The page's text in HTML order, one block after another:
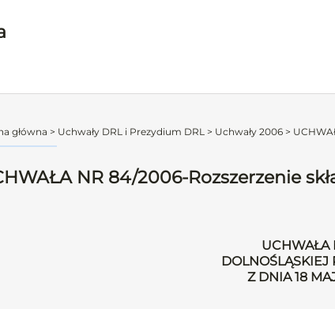
główna > Uchwały DRL i Prezydium DRL > Uchwały 2006 >
NR 84/2006-Rozszerzenie
DOLNOŚLĄSKIEJ
Z DNIA 18